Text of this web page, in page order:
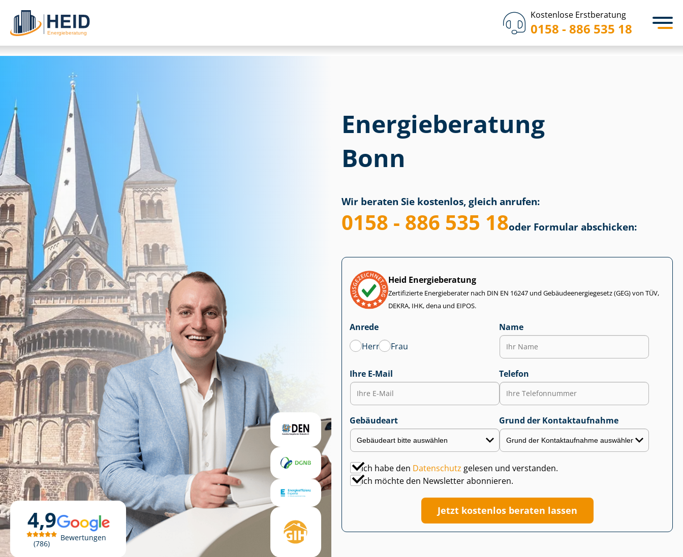
Kostenlose Erstberatung
0158 - 886 535 18
4,9
786
Bewertungen
Energieberatung
Bonn
Wir beraten Sie kostenlos, gleich anrufen:
0158 - 886 535 18oder Formular abschicken:
Heid Energieberatung
Zertifizierte Energieberater nach DIN EN 16247 und Ge­bäu­de­en­er­gie­ge­setz (GEG) von TÜV,
DEKRA, IHK, dena und EIPOS.
Anrede
Herr
Frau
Name
Ihre E-Mail Telefon
Gebäudeart Grund der Kontaktaufnahme
Ich habe den Datenschutz gelesen und verstanden.
Ich möchte den Newsletter abonnieren.
Jetzt kostenlos beraten lassen